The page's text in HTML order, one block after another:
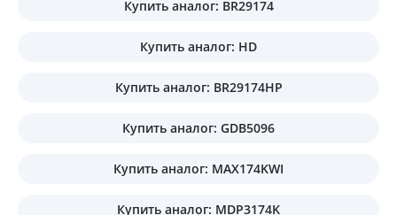
Купить аналог: BR29174
Купить аналог: HD
Купить аналог: BR29174HP
Купить аналог: GDB5096
Купить аналог: MAX174KWI
Купить аналог: MDP3174K